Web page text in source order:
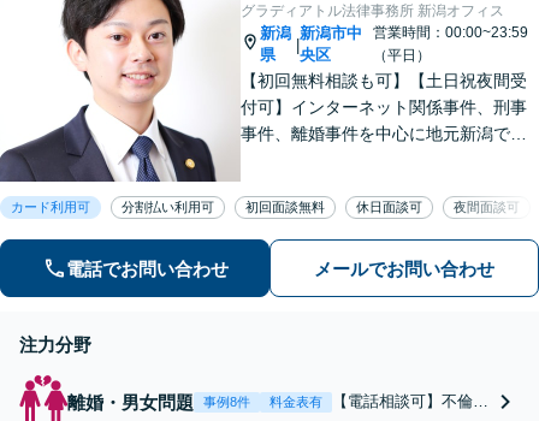
グラディアトル法律事務所 新潟オフィス
新潟
県
|
新潟市中
央区
営業時間：00:00~23:59
（平日）
【初回無料相談も可】【土日祝夜間受
付可】インターネット関係事件、刑事
事件、離婚事件を中心に地元新潟で弁
す。
カード利用可 分割払い利用可 初回面談無料 休日面談可 夜間面談可
電話でお問い合わせ メールでお問い合わせ
注力分野
離婚・男女問題 事例8件 料金表有
【電話相談可】不倫・